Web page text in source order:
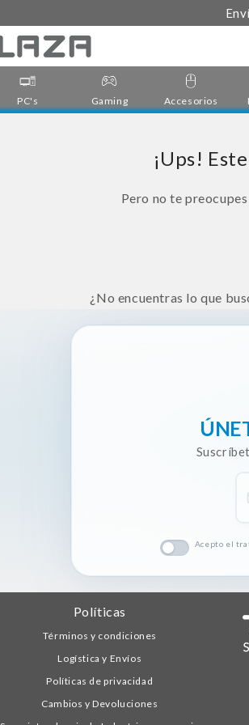
PC's Gaming Accesorios
¡Ups!
Pero no te
¿No encuentras lo que
Acepto el
Políticas
Términos y condiciones
Logística y Envíos
Políticas de privacidad
Cambios y Devoluciones